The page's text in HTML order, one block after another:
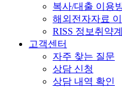
복사/대출 이용
해외전자자료
RISS 정보취약
고객센터
자주 찾는 질문
상담 신청
상담 내역 확인